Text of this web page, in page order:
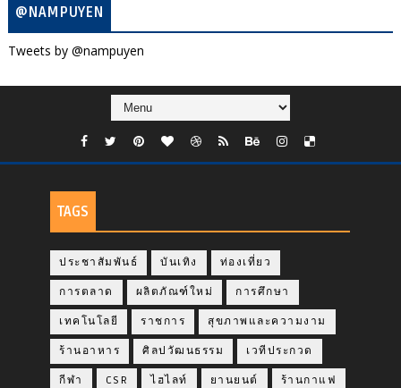
@NAMPUYEN
Tweets by @nampuyen
TAGS
ประชาสัมพันธ์ บันเทิง ท่องเที่ยว
การตลาด ผลิตภัณฑ์ใหม่ การศึกษา
เทคโนโลยี ราชการ สุขภาพและความงาม
ร้านอาหาร ศิลปวัฒนธรรม เวทีประกวด
กีฬา CSR ไฮไลท์ ยานยนต์ ร้านกาแฟ